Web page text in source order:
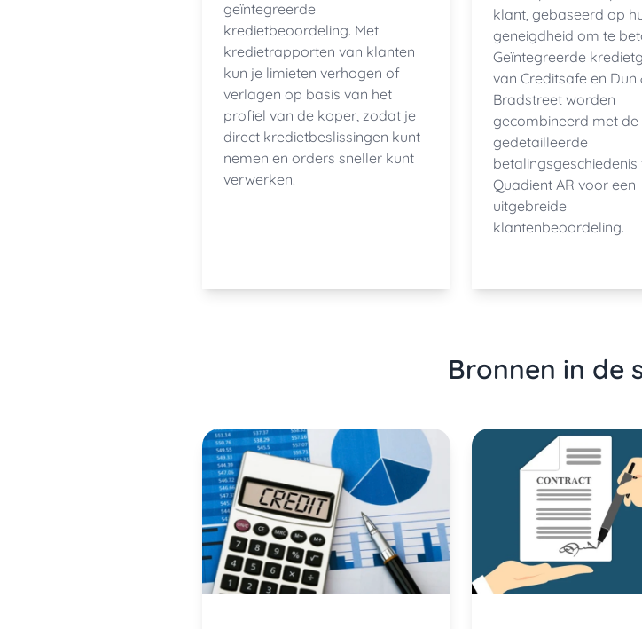
geïntegreerde
kredietbeoordeling. Met
kredietrapporten van klanten
kun je limieten verhogen of
verlagen op basis van het
profiel van de koper, zodat je
direct kredietbeslissingen kunt
nemen en orders sneller kunt
verwerken.
klant, gebaseerd op
geneigdheid om te
Geïntegreerde
van Creditsafe en Dun
Bradstreet worden
gecombineerd met de
gedetailleerde
betalingsgeschiedenis
Quadient AR voor een
uitgebreide
klantenbeoordeling.
Bronnen in de